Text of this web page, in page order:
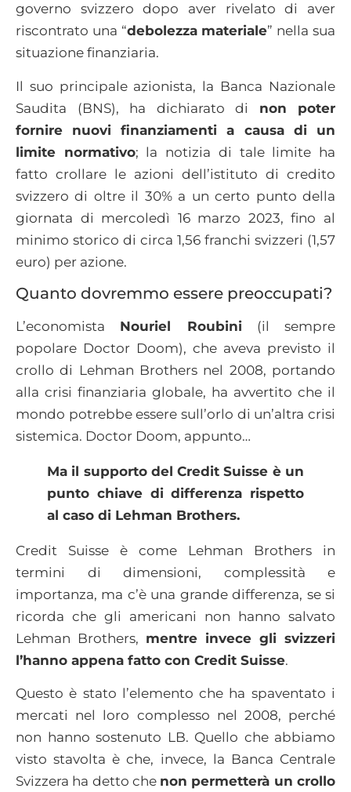
governo svizzero dopo aver rivelato di aver
riscontrato una “debolezza materiale” nella sua
situazione finanziaria.
Il suo principale azionista, la Banca Nazionale
Saudita (BNS), ha dichiarato di non poter
fornire nuovi finanziamenti a causa di un
limite normativo; la notizia di tale limite ha
fatto crollare le azioni dell’istituto di credito
svizzero di oltre il 30% a un certo punto della
giornata di mercoledì 16 marzo 2023, fino al
minimo storico di circa 1,56 franchi svizzeri (1,57
euro) per azione.
Quanto dovremmo essere preoccupati?
L’economista Nouriel Roubini (il sempre
popolare Doctor Doom), che aveva previsto il
crollo di Lehman Brothers nel 2008, portando
alla crisi finanziaria globale, ha avvertito che il
mondo potrebbe essere sull’orlo di un’altra crisi
sistemica. Doctor Doom, appunto…
Ma il supporto del Credit Suisse è un
punto chiave di differenza rispetto
al caso di Lehman Brothers.
Credit Suisse è come Lehman Brothers in
termini di dimensioni, complessità e
importanza, ma c’è una grande differenza, se si
ricorda che gli americani non hanno salvato
Lehman Brothers, mentre invece gli svizzeri
l’hanno appena fatto con Credit Suisse.
Questo è stato l’elemento che ha spaventato i
mercati nel loro complesso nel 2008, perché
non hanno sostenuto LB. Quello che abbiamo
visto stavolta è che, invece, la Banca Centrale
Svizzera ha detto che non permetterà un crollo